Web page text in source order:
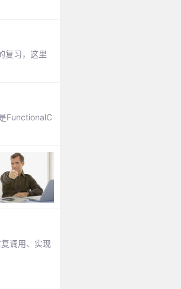
复习，这里
FunctionalC
调用、实现